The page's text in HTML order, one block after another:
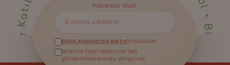
Bize Katıl
haberdar olun.
KVKK Aydınlatma Metni'ni okudum.
Tarafıma ticari elektronik ileti
gönderilmesine onay veriyorum.